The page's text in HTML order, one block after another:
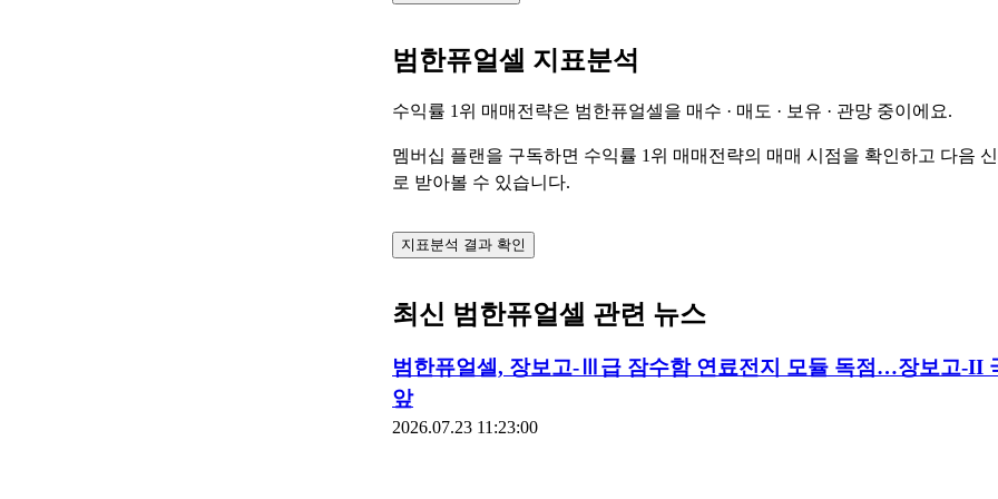
범한퓨얼셀 지표분석
수익률 1위 매매전략은 범한퓨얼셀을 매수 · 매도 · 보유 · 관망 중이에요.
멤버십 플랜을 구독하면 수익률 1위 매매전략의 매매 시점을 확인하고 다음
로 받아볼 수 있습니다.
지표분석 결과 확인
최신 범한퓨얼셀 관련 뉴스
범한퓨얼셀, 장보고-Ⅲ급 잠수함 연료전지 모듈 독점…장보고-II
앞
2026.07.23 11:23:00